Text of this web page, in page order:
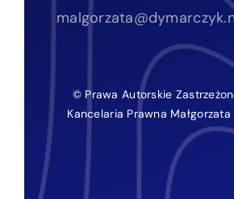
© Prawa Autorskie
Kancelaria Prawna